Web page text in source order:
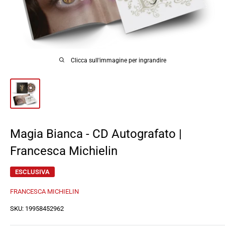
Clicca sull'immagine per ingrandire
Magia Bianca - CD Autografato |
Francesca Michielin
ESCLUSIVA
FRANCESCA MICHIELIN
SKU: 19958452962